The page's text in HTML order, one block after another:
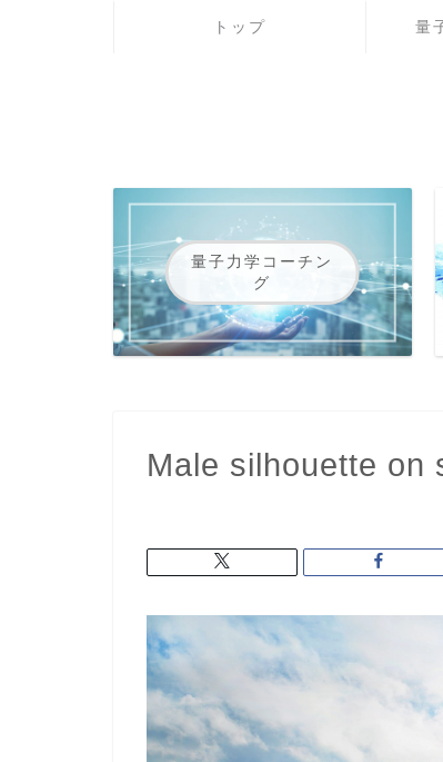
トップ 量
量子力学コーチン
グ
Male silhouette on